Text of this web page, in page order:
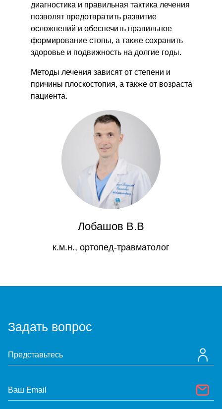
диагностика и правильная тактика лечения
позволят предотвратить развитие
осложнений и обеспечить правильное
формирование стопы, а также сохранить
здоровье и подвижность на долгие годы.
Методы лечения зависят от степени и
причины плоскостопия, а также от возраста
пациента.
Лобашов В.В
к.м.н., ортопед-травматолог
Задать вопрос